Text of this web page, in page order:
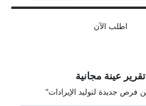
اطلب الآن
تقرير عينة مجانية